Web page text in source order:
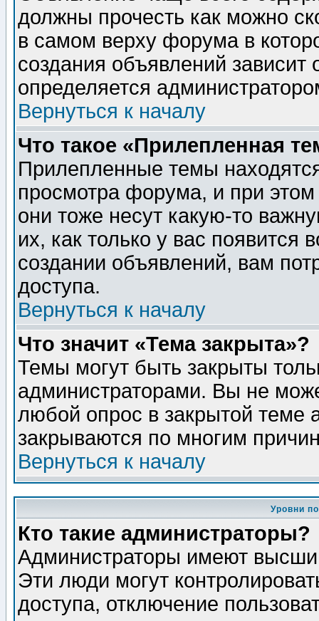
должны прочесть как можно
в самом верху форума в
создания объявлений зависит
определяется
Вернуться к началу
Что такое «Прилепленная
Прилепленные темы
просмотра форума, и при
они тоже несут какую-то
их, как только у вас появится
создании объявлений, вам
доступа.
Вернуться к началу
Что значит «Тема закрыта»?
Темы могут быть закрыты
администраторами. Вы не
любой опрос в закрытой теме
закрываются по многим
Вернуться к началу
Уровни
Кто такие администраторы?
Администраторы имеют
Эти люди могут
доступа, отключение